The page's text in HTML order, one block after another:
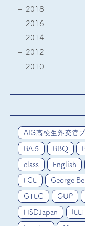
2018
2016
2014
2012
2010
AIG高校生外交官プ
BA.5 BBQ
class English
FCE George
GTEC GUP
HSDJapan